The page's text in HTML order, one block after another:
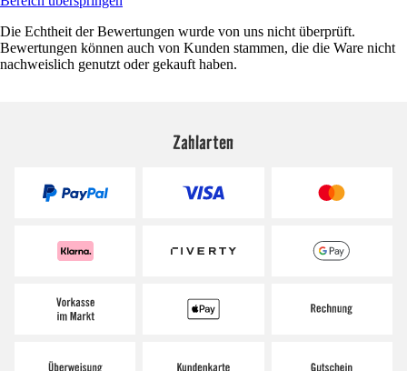
Die Echtheit der Bewertungen wurde von uns nicht überprüft.
Bewertungen können auch von Kunden stammen, die die Ware nicht
nachweislich genutzt oder gekauft haben.
Zahlarten